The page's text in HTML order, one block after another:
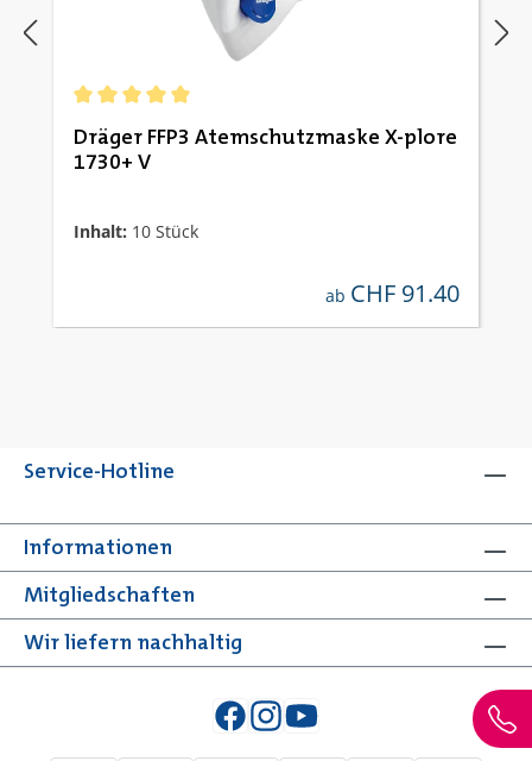
Dräger FFP3 Atemschutzmaske X-plore
1730+ V
Inhalt: 10 Stück
regulärer preis:
ab CHF 91.40
Service-Hotline
Mitgliedschaften
Informationen
Wir liefern nachhaltig